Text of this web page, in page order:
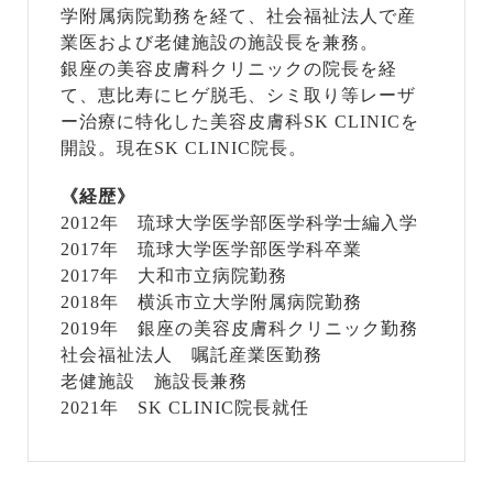
学附属病院勤務を経て、社会福祉法人で産
業医および老健施設の施設長を兼務。
銀座の美容皮膚科クリニックの院長を経
て、恵比寿にヒゲ脱毛、シミ取り等レーザ
ー治療に特化した美容皮膚科SK CLINICを
開設。現在SK CLINIC院長。
《経歴》
2012年 琉球大学医学部医学科学士編入学
2017年 琉球大学医学部医学科卒業
2017年 大和市立病院勤務
2018年 横浜市立大学附属病院勤務
2019年 銀座の美容皮膚科クリニック勤務
社会福祉法人 嘱託産業医勤務
老健施設 施設長兼務
2021年 SK CLINIC院長就任